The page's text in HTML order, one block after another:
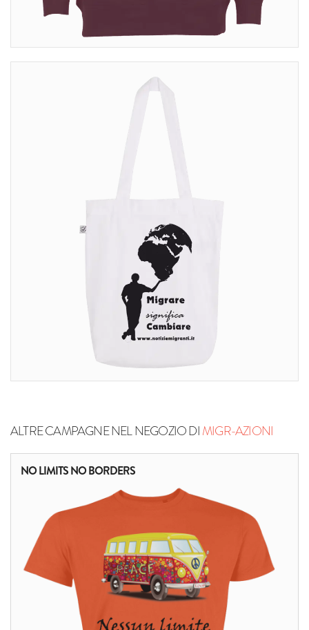
ALTRE CAMPAGNE NEL NEGOZIO DIMIGR-AZIONI
NO LIMITS NO BORDERS